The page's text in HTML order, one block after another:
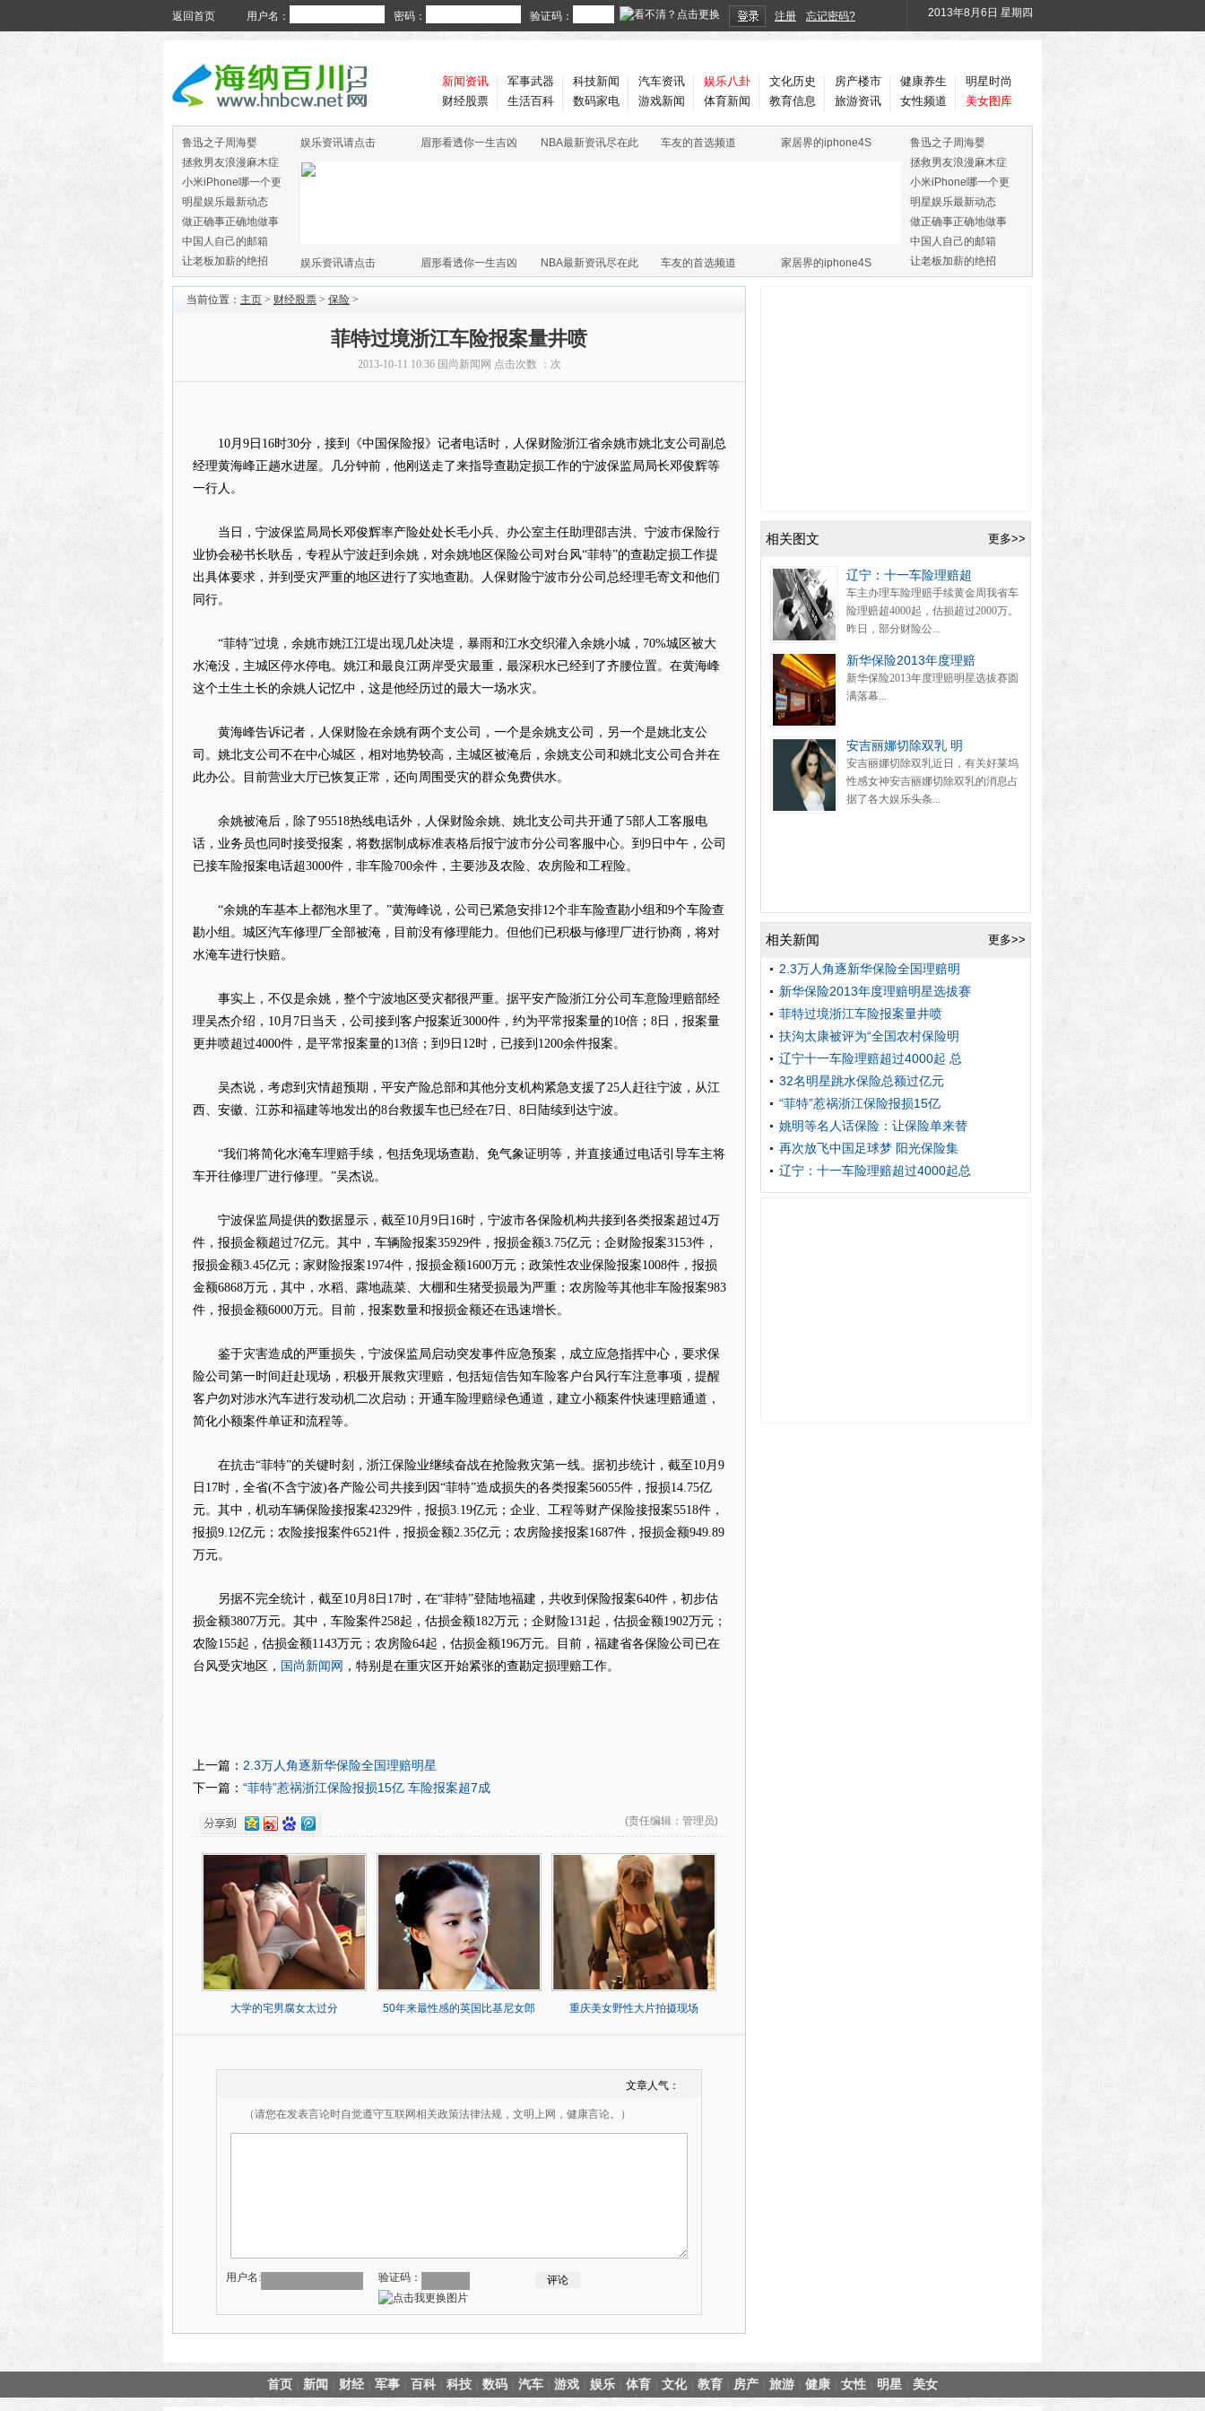
返回首页 用户名： 密码： 验证码： 注册 忘记密码? 2013年8月6日 星期四
新闻资讯
财经股票
军事武器
生活百科
科技新闻
数码家电
汽车资讯
游戏新闻
娱乐八卦
体育新闻
文化历史
教育信息
房产楼市
旅游资讯
健康养生
女性频道
明星时尚
美女图库
鲁迅之子周海婴
拯救男友浪漫麻木症
小米iPhone哪一个更
火
明星娱乐最新动态
做正确事正确地做事
中国人自己的邮箱
让老板加薪的绝招
娱乐资讯请点击 眉形看透你一生吉凶 NBA最新资讯尽在此 车友的首选频道 家居界的iphone4S
娱乐资讯请点击 眉形看透你一生吉凶 NBA最新资讯尽在此 车友的首选频道 家居界的iphone4S
鲁迅之子周海婴
拯救男友浪漫麻木症
小米iPhone哪一个更
火
明星娱乐最新动态
做正确事正确地做事
中国人自己的邮箱
让老板加薪的绝招
当前位置： 主页 > 财经股票 > 保险 >
菲特过境浙江车险报案量井喷
2013-10-11 10:36 国尚新闻网 点击次数 ： 次
10月9日16时30分，接到《中国保险报》记者电话时，人保财险浙江省余姚市姚北支公司副总
经理黄海峰正趟水进屋。几分钟前，他刚送走了来指导查勘定损工作的宁波保监局局长邓俊辉等
一行人。
当日，宁波保监局局长邓俊辉率产险处处长毛小兵、办公室主任助理邵吉洪、宁波市保险行
业协会秘书长耿岳，专程从宁波赶到余姚，对余姚地区保险公司对台风“菲特”的查勘定损工作提
出具体要求，并到受灾严重的地区进行了实地查勘。人保财险宁波市分公司总经理毛寄文和他们
同行。
“菲特”过境，余姚市姚江江堤出现几处决堤，暴雨和江水交织灌入余姚小城，70%城区被大
水淹没，主城区停水停电。姚江和最良江两岸受灾最重，最深积水已经到了齐腰位置。在黄海峰
这个土生土长的余姚人记忆中，这是他经历过的最大一场水灾。
黄海峰告诉记者，人保财险在余姚有两个支公司，一个是余姚支公司，另一个是姚北支公
司。姚北支公司不在中心城区，相对地势较高，主城区被淹后，余姚支公司和姚北支公司合并在
此办公。目前营业大厅已恢复正常，还向周围受灾的群众免费供水。
余姚被淹后，除了95518热线电话外，人保财险余姚、姚北支公司共开通了5部人工客服电
话，业务员也同时接受报案，将数据制成标准表格后报宁波市分公司客服中心。到9日中午，公司
已接车险报案电话超3000件，非车险700余件，主要涉及农险、农房险和工程险。
“余姚的车基本上都泡水里了。”黄海峰说，公司已紧急安排12个非车险查勘小组和9个车险查
勘小组。城区汽车修理厂全部被淹，目前没有修理能力。但他们已积极与修理厂进行协商，将对
水淹车进行快赔。
事实上，不仅是余姚，整个宁波地区受灾都很严重。据平安产险浙江分公司车意险理赔部经
理吴杰介绍，10月7日当天，公司接到客户报案近3000件，约为平常报案量的10倍；8日，报案量
更井喷超过4000件，是平常报案量的13倍；到9日12时，已接到1200余件报案。
吴杰说，考虑到灾情超预期，平安产险总部和其他分支机构紧急支援了25人赶往宁波，从江
西、安徽、江苏和福建等地发出的8台救援车也已经在7日、8日陆续到达宁波。
“我们将简化水淹车理赔手续，包括免现场查勘、免气象证明等，并直接通过电话引导车主将
车开往修理厂进行修理。”吴杰说。
宁波保监局提供的数据显示，截至10月9日16时，宁波市各保险机构共接到各类报案超过4万
件，报损金额超过7亿元。其中，车辆险报案35929件，报损金额3.75亿元；企财险报案3153件，
报损金额3.45亿元；家财险报案1974件，报损金额1600万元；政策性农业保险报案1008件，报损
金额6868万元，其中，水稻、露地蔬菜、大棚和生猪受损最为严重；农房险等其他非车险报案983
件，报损金额6000万元。目前，报案数量和报损金额还在迅速增长。
鉴于灾害造成的严重损失，宁波保监局启动突发事件应急预案，成立应急指挥中心，要求保
险公司第一时间赶赴现场，积极开展救灾理赔，包括短信告知车险客户台风行车注意事项，提醒
客户勿对涉水汽车进行发动机二次启动；开通车险理赔绿色通道，建立小额案件快速理赔通道，
简化小额案件单证和流程等。
在抗击“菲特”的关键时刻，浙江保险业继续奋战在抢险救灾第一线。据初步统计，截至10月9
日17时，全省(不含宁波)各产险公司共接到因“菲特”造成损失的各类报案56055件，报损14.75亿
元。其中，机动车辆保险接报案42329件，报损3.19亿元；企业、工程等财产保险接报案5518件，
报损9.12亿元；农险接报案件6521件，报损金额2.35亿元；农房险接报案1687件，报损金额949.89
万元。
另据不完全统计，截至10月8日17时，在“菲特”登陆地福建，共收到保险报案640件，初步估
损金额3807万元。其中，车险案件258起，估损金额182万元；企财险131起，估损金额1902万元；
农险155起，估损金额1143万元；农房险64起，估损金额196万元。目前，福建省各保险公司已在
台风受灾地区， 国尚新闻网 ，特别是在重灾区开始紧张的查勘定损理赔工作。
上一篇： 2.3万人角逐新华保险全国理赔明星
下一篇： “菲特”惹祸浙江保险报损15亿 车险报案超7成
(责任编辑 ：管理员)
大学的宅男腐女太过分 50年来最性感的英国比基尼女郎 重庆美女野性大片拍摄现场
文章人气：
（请您在发表言论时自觉遵守互联网相关政策法律法规，文明上网，健康言论。）
用户名: 验证码：
更多>>
相关图文
辽宁：十一车险理赔超
车主办理车险理赔手续黄金周我省车
险理赔超4000起，估损超过2000万。
昨日，部分财险公...
新华保险2013年度理赔
新华保险2013年度理赔明星选拔赛圆
满落幕...
安吉丽娜切除双乳 明
安吉丽娜切除双乳近日，有关好莱坞
性感女神安吉丽娜切除双乳的消息占
据了各大娱乐头条...
更多>>
相关新闻
2.3万人角逐新华保险全国理赔明
新华保险2013年度理赔明星选拔赛
菲特过境浙江车险报案量井喷
扶沟太康被评为“全国农村保险明
辽宁十一车险理赔超过4000起 总
32名明星跳水保险总额过亿元
“菲特”惹祸浙江保险报损15亿
姚明等名人话保险：让保险单来替
再次放飞中国足球梦 阳光保险集
辽宁：十一车险理赔超过4000起总
首页 新闻 财经 军事 百科 科技 数码 汽车 游戏 娱乐 体育 文化 教育 房产 旅游 健康 女性 明星 美女